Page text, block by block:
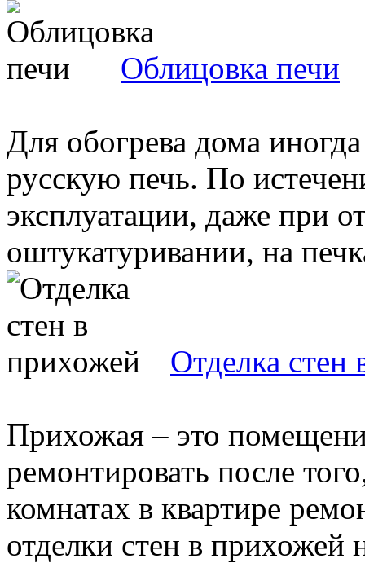
Облицовка печи
Для обогрева дома
русскую печь. По
эксплуатации, даже при
оштукатуривании, на
Отделка стен
Прихожая – это
ремонтировать после
комнатах в квартире
отделки стен в прихожей